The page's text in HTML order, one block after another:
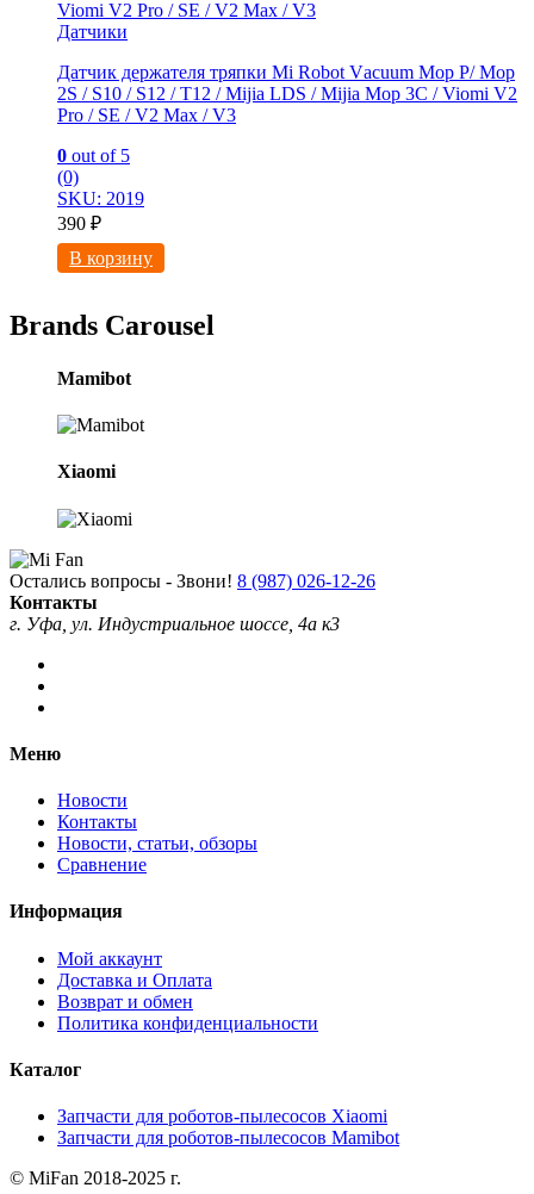
Датчики
Датчик держателя тряпки Мi Rоbot Vаcuum Мop P/ Mop
2S / S10 / S12 / T12 / Мijiа LDS / Мijiа Moр 3C / Viomi V2
Prо / SЕ / V2 Max / V3
0 out of 5
(0)
SKU: 2019
390 ₽
В корзину
Brands Carousel
Mamibot
Xiaomi
Остались вопросы - Звони! 8 (987) 026-12-26
Контакты
г. Уфа, ул. Индустриальное шоссе, 4а к3
Меню
Новости
Контакты
Новости, статьи, обзоры
Сравнение
Информация
Мой аккаунт
Доставка и Оплата
Возврат и обмен
Политика конфиденциальности
Каталог
Запчасти для роботов-пылесосов Xiaomi
Запчасти для роботов-пылесосов Mamibot
© MiFan 2018-2025 г.